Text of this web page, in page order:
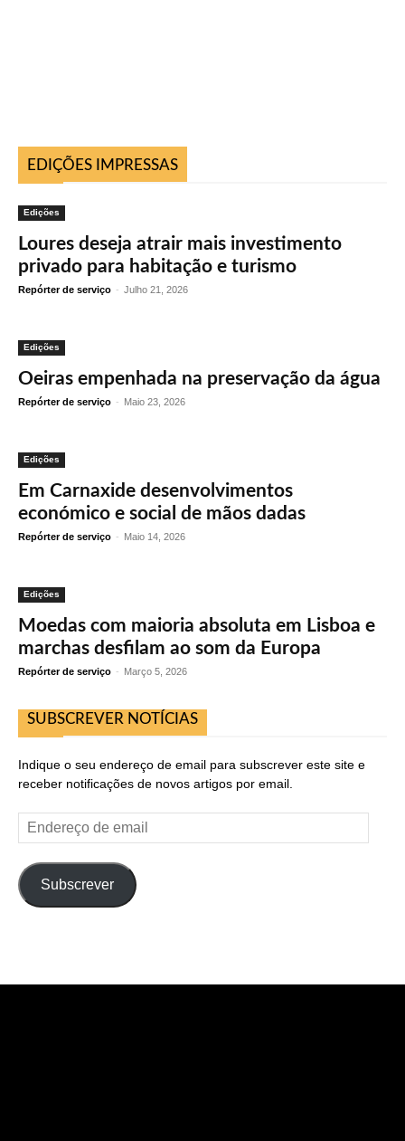
EDIÇÕES IMPRESSAS
Edições
Loures deseja atrair mais investimento
privado para habitação e turismo
Repórter de serviço - Julho 21, 2026
Edições
Oeiras empenhada na preservação da água
Repórter de serviço - Maio 23, 2026
Edições
Em Carnaxide desenvolvimentos
económico e social de mãos dadas
Repórter de serviço - Maio 14, 2026
Edições
Moedas com maioria absoluta em Lisboa e
marchas desfilam ao som da Europa
Repórter de serviço - Março 5, 2026
SUBSCREVER NOTÍCIAS
Indique o seu endereço de email para subscrever este site e
receber notificações de novos artigos por email.
Endereço
de
Subscrever